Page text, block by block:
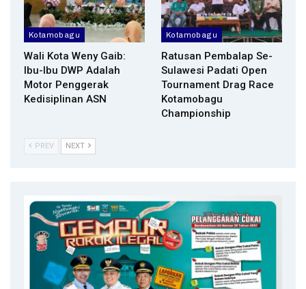
Kotamobagu
Wali Kota Weny Gaib:
Ibu-Ibu DWP Adalah
Motor Penggerak
Kedisiplinan ASN
Kotamobagu
Ratusan Pembalap Se-
Sulawesi Padati Open
Tournament Drag Race
Kotamobagu
Championship
PREV NEXT